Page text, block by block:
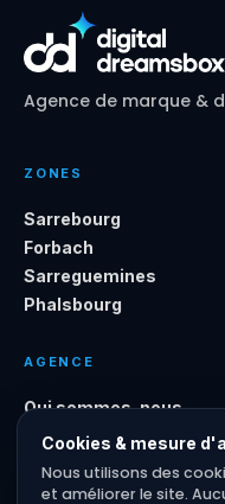
Agence de marque &
AGENCE
Qui sommes-nous
Journal
FAQ
ZONES
Sarrebourg
Forbach
Sarreguemines
Phalsbourg
Cookies & mesure
Nous utilisons des
et améliorer le site.